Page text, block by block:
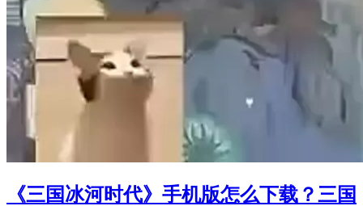
《三国冰河时代》手机版怎么下载？三国